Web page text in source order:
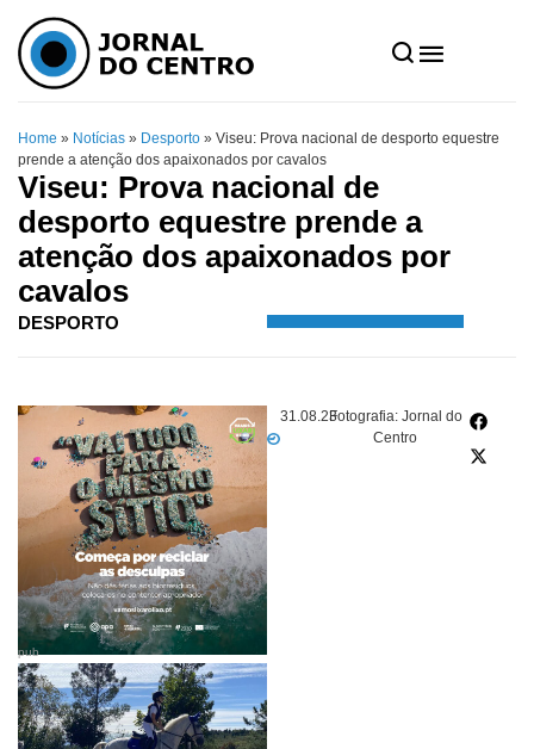
Home » Notícias » Desporto » Viseu: Prova nacional de desporto equestre
prende a atenção dos apaixonados por cavalos
Viseu: Prova nacional de
desporto equestre prende a
atenção dos apaixonados por
cavalos
DESPORTO
31.08.23Fotografia: Jornal do
Centro
pub